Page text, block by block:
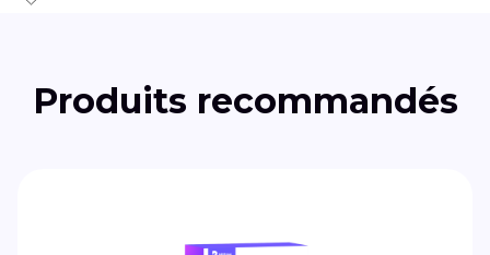
Produits recommandés